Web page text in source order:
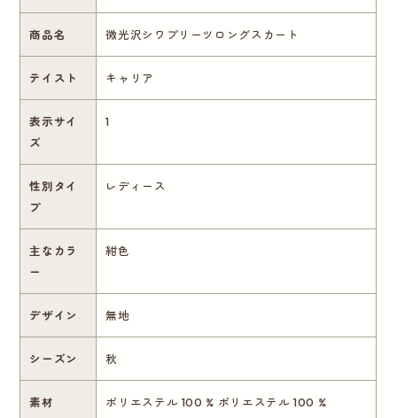
商品名 微光沢シワプリーツロングスカート
テイスト キャリア
表示サイ
ズ
1
性別タイ
プ
レディース
主なカラ
ー
紺色
デザイン 無地
シーズン 秋
素材 ポリエステル 100 % ポリエステル 100 %